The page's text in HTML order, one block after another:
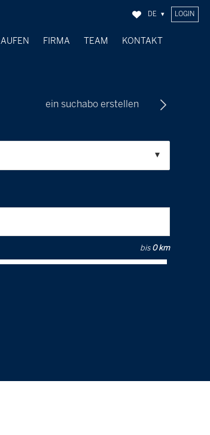
LOGIN
DE
FIRMA
TEAM KONTAKT
ein suchabo erstellen
bis 0 km